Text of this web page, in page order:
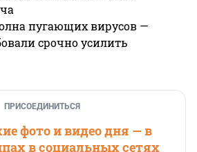
пугающих вирусов —
срочно усилить
ПРИСОЕДИНИТЬСЯ
фото и видео дня — в
в социальных сетях